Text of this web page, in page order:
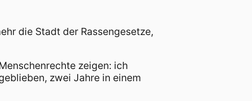
die Stadt der Rassengesetze,
zeigen: ich
zwei Jahre in einem